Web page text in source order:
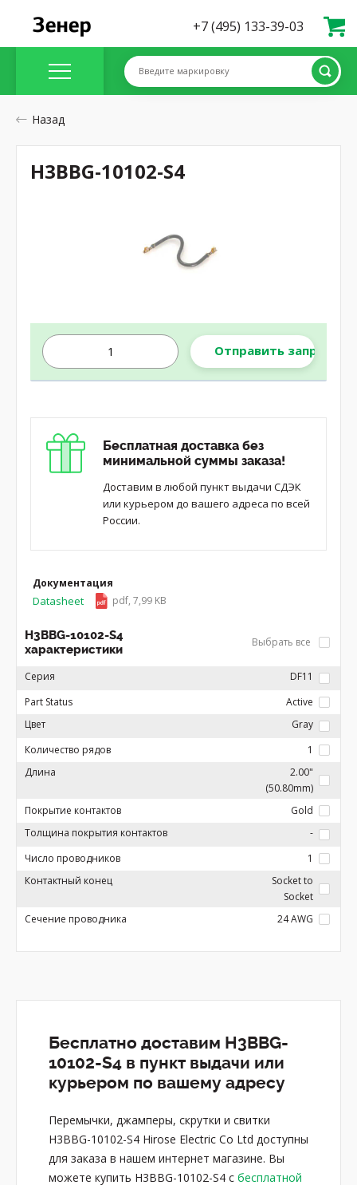
+7 (495) 133-39-03
Введите маркировку
Назад
Отправить запрос
Бесплатная доставка без
минимальной суммы заказа!
Доставим в любой пункт выдачи СДЭК
или курьером до вашего адреса по всей
России.
Документация
Datasheet pdf, 7,99 KB
H3BBG-10102-S4
характеристики
Выбрать все
Серия
DF11
Part Status
Active
Цвет
Gray
Количество рядов
1
Длина
2.00"
(50.80mm)
Покрытие контактов
Gold
Толщина покрытия контактов
-
Число проводников
1
Контактный конец
Socket to
Socket
Сечение проводника
24 AWG
H3BBG-10102-S4
Бесплатно доставим H3BBG-
10102-S4 в пункт выдачи или
курьером по вашему адресу
Перемычки, джамперы, скрутки и свитки
H3BBG-10102-S4 Hirose Electric Co Ltd доступны
для заказа в нашем интернет магазине. Вы
можете купить H3BBG-10102-S4 с бесплатной